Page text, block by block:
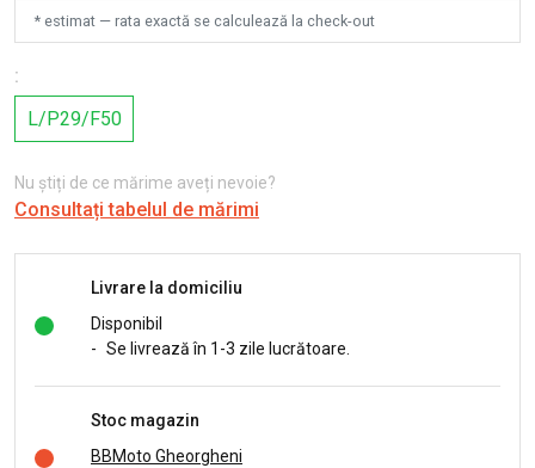
* estimat — rata exactă se calculează la check-out
:
L/P29/F50
Nu știți de ce mărime aveți nevoie?
Consultați tabelul de mărimi
Livrare la domiciliu
Disponibil
- Se livrează în 1-3 zile lucrătoare.
Stoc magazin
BBMoto Gheorgheni